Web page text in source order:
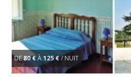
DE80 €À125 €/ NUIT